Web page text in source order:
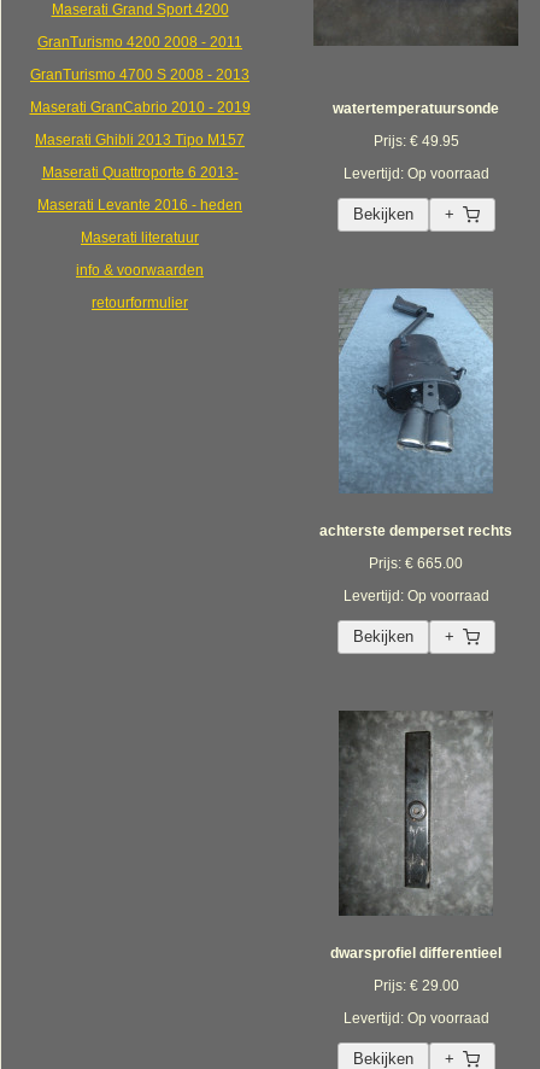
Maserati Grand Sport 4200
GranTurismo 4200 2008 - 2011
GranTurismo 4700 S 2008 - 2013
Maserati GranCabrio 2010 - 2019
Maserati Ghibli 2013 Tipo M157
Maserati Quattroporte 6 2013-
Maserati Levante 2016 - heden
Maserati literatuur
info & voorwaarden
retourformulier
watertemperatuursonde
Prijs: € 49.95
Levertijd: Op voorraad
Bekijken +
achterste demperset rechts
Prijs: € 665.00
Levertijd: Op voorraad
Bekijken +
dwarsprofiel differentieel
Prijs: € 29.00
Levertijd: Op voorraad
Bekijken +